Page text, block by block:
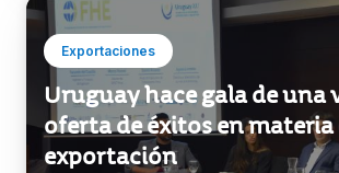
Exportaciones
Uruguay hace gala de una
oferta de éxitos en materia
exportación